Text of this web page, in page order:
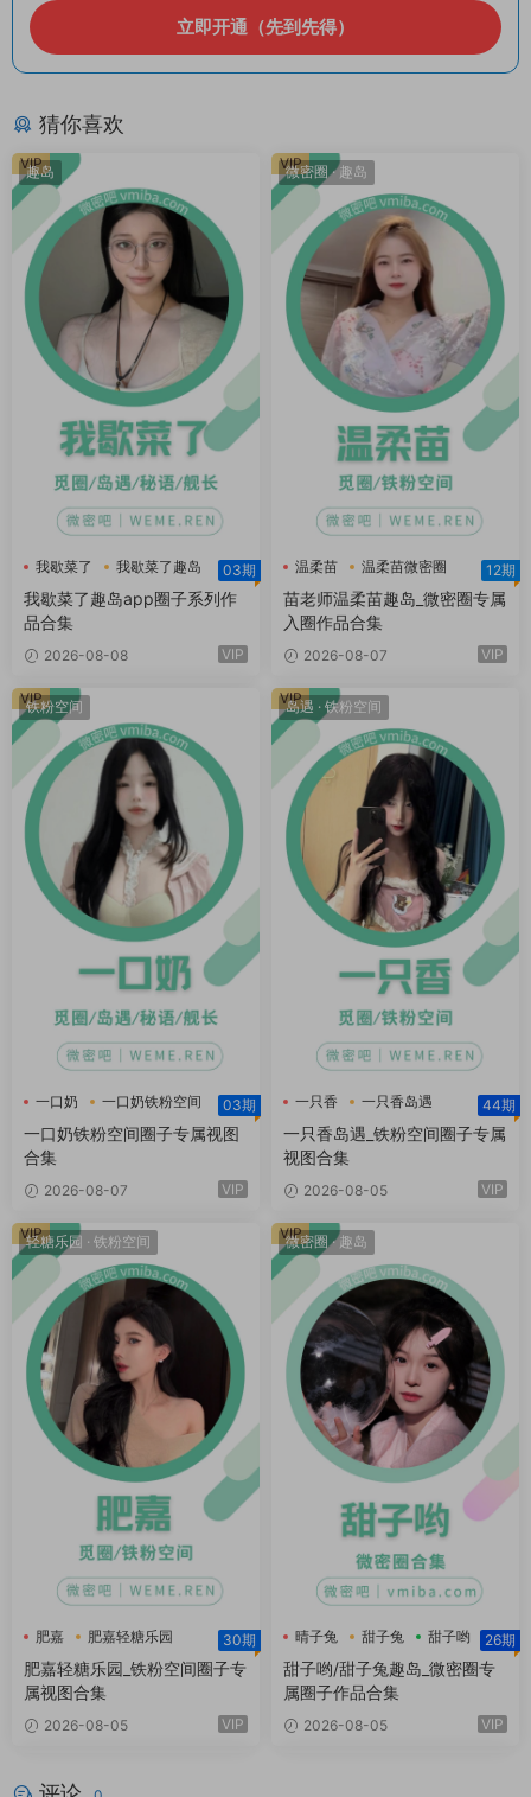
立即开通（先到先得）
猜你喜欢
趣岛
我歇菜了 我歇菜了趣岛 03期
我歇菜了趣岛app圈子系列作
品合集
2026-08-08 VIP
VIP 微密圈·趣岛
温柔苗
温柔苗微密圈
温柔苗趣岛
12期
苗老师温柔苗趣岛_微密圈专属
入圈作品合集
2026-08-07 VIP
VIP
铁粉空间
一口奶 一口奶铁粉空间 03期
一口奶铁粉空间圈子专属视图
合集
2026-08-07 VIP
VIP 岛遇 · 铁粉空间
一只香
一只香岛遇
一只香铁粉空间
44期
一只香岛遇_铁粉空间圈子专属
视图合集
2026-08-05 VIP
VIP
轻糖乐园 · 铁粉空间
肥嘉
肥嘉轻糖乐园
肥嘉铁粉空间
30期
肥嘉轻糖乐园_铁粉空间圈子专
属视图合集
2026-08-05 VIP
VIP 微密圈·趣岛
晴子兔 甜子兔 甜子哟 26期
甜子哟/甜子兔趣岛_微密圈专
属圈子作品合集
2026-08-05 VIP
VIP